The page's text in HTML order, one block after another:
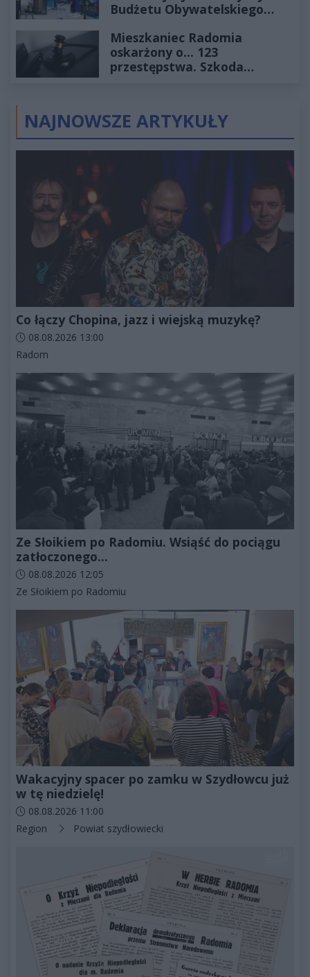
Budżetu Obywatelskiego
Mieszkaniec Radomia
oskarżony o... 123
przestępstwa. Szkoda
NAJNOWSZE ARTYKUŁY
Co łączy Chopina, jazz i wiejską muzykę?
Data dodania artykułu:
08.08.2026 13:00
Kategorie artykułu:
Radom
Ze Słoikiem po Radomiu. Wsiąść do pociągu
zatłoczonego...
Data dodania artykułu:
08.08.2026 12:05
Kategorie artykułu:
Ze Słoikiem po Radomiu
Wakacyjny spacer po zamku w Szydłowcu już
w tę niedzielę!
Data dodania artykułu:
08.08.2026 11:00
Kategorie artykułu:
Region Powiat szydłowiecki